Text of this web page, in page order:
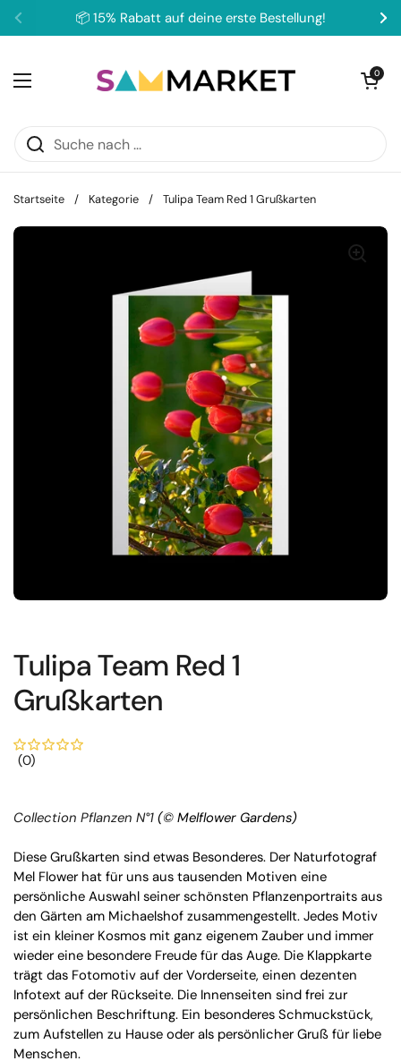
Zum Inhalt springen
Zurück
📦 15% Rabatt auf deine erste Bestellung!
Menü öffnen
Warenkorb
0
Startseite / Kategorie / Tulipa Team Red 1 Grußkarten
Tulipa Team Red 1
Grußkarten
(0)
Collection Pflanzen N°1 (© Melflower Gardens)
Diese Grußkarten sind etwas Besonderes. Der Naturfotograf
Mel Flower hat für uns aus tausenden Motiven eine
persönliche Auswahl seiner schönsten Pflanzenportraits aus
den Gärten am Michaelshof zusammengestellt. Jedes Motiv
ist ein kleiner Kosmos mit ganz eigenem Zauber und immer
wieder eine besondere Freude für das Auge. Die Klappkarte
trägt das Fotomotiv auf der Vorderseite, einen dezenten
Infotext auf der Rückseite. Die Innenseiten sind frei zur
persönlichen Beschriftung. Ein besonderes Schmuckstück,
zum Aufstellen zu Hause oder als persönlicher Gruß für liebe
Menschen.